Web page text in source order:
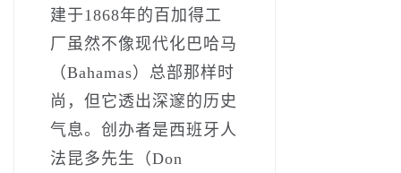
建于1868年的百加得工
厂虽然不像现代化巴哈马
（Bahamas）总部那样时
尚，但它透出深邃的历史
气息。创办者是西班牙人
法昆多先生（Don